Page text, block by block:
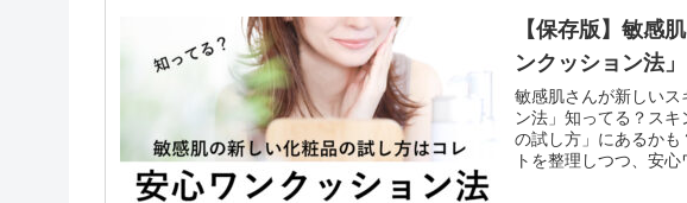
【保存版】敏感
ンクッション法」
敏感肌さんが新しいス
ン法」知ってる？ス
の試し方」にあるか
トを整理しつつ、安